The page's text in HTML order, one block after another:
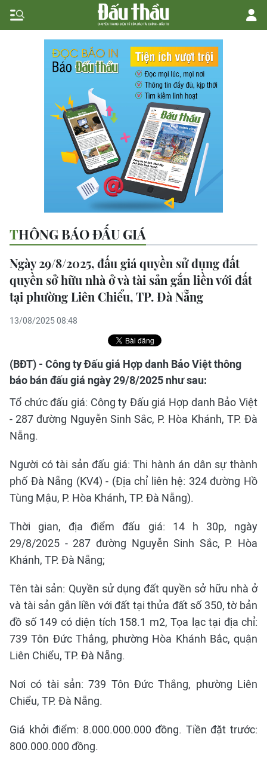
THÔNG BÁO ĐẤU GIÁ
Ngày 29/8/2025, đấu giá quyền sử dụng đất
quyền sở hữu nhà ở và tài sản gắn liền với đất
tại phường Liên Chiểu, TP. Đà Nẵng
13/08/2025 08:48
(BĐT) - Công ty Đấu giá Hợp danh Bảo Việt thông
báo bán đấu giá ngày 29/8/2025 như sau:
Tổ chức đấu giá: Công ty Đấu giá Hợp danh Bảo Việt
- 287 đường Nguyễn Sinh Sắc, P. Hòa Khánh, TP. Đà
Nẵng.
Người có tài sản đấu giá: Thi hành án dân sự thành
phố Đà Nẵng (KV4) - (Địa chỉ liên hệ: 324 đường Hồ
Tùng Mậu, P. Hòa Khánh, TP. Đà Nẵng).
Thời gian, địa điểm đấu giá: 14 h 30p, ngày
29/8/2025 - 287 đường Nguyễn Sinh Sắc, P. Hòa
Khánh, TP. Đà Nẵng;
Tên tài sản: Quyền sử dụng đất quyền sở hữu nhà ở
và tài sản gắn liền với đất tại thửa đất số 350, tờ bản
đồ số 149 có diện tích 158.1 m2, Tọa lạc tại địa chỉ:
739 Tôn Đức Thắng, phường Hòa Khánh Bắc, quận
Liên Chiểu, TP. Đà Nẵng.
Nơi có tài sản: 739 Tôn Đức Thắng, phường Liên
Chiểu, TP. Đà Nẵng.
Giá khởi điểm: 8.000.000.000 đồng. Tiền đặt trước:
800.000.000 đồng.